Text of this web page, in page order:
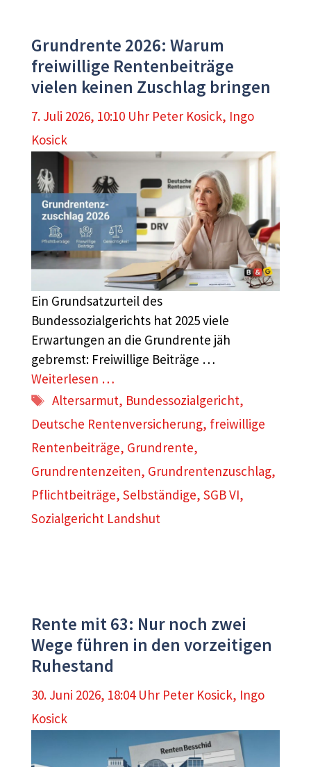
Grundrente 2026: Warum
freiwillige Rentenbeiträge
vielen keinen Zuschlag bringen
7. Juli 2026, 10:10 Uhr Peter Kosick, Ingo
Kosick
Ein Grundsatzurteil des
Bundessozialgerichts hat 2025 viele
Erwartungen an die Grundrente jäh
gebremst: Freiwillige Beiträge …
Weiterlesen …
Schlagwörter
Altersarmut, Bundessozialgericht,
Deutsche Rentenversicherung, freiwillige
Rentenbeiträge, Grundrente,
Grundrentenzeiten, Grundrentenzuschlag,
Pflichtbeiträge, Selbständige, SGB VI,
Sozialgericht Landshut
Rente mit 63: Nur noch zwei
Wege führen in den vorzeitigen
Ruhestand
30. Juni 2026, 18:04 Uhr Peter Kosick, Ingo
Kosick